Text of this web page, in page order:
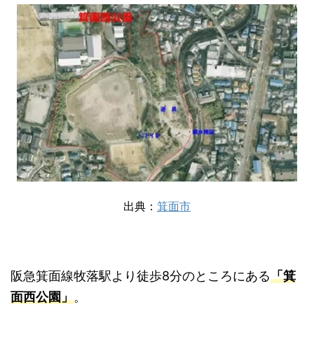
出典： 箕面市
阪急箕面線牧落駅より徒歩8分のところにある「箕
面西公園」。